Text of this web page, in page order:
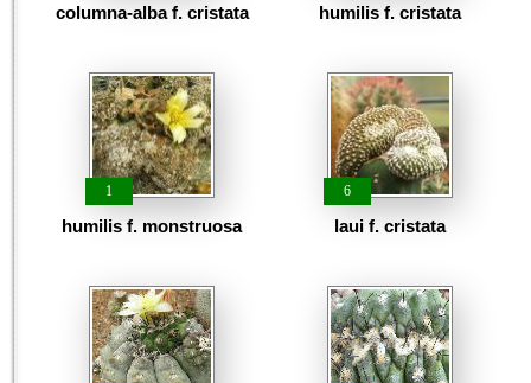
columna-alba f. cristata humilis f. cristata
1
humilis f. monstruosa
6
laui f. cristata